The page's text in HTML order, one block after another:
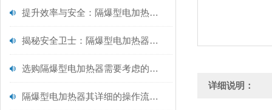
提升效率与安全：隔爆型电加热器保养全攻略
揭秘安全卫士：隔爆型电加热器内部构造大解析！
选购隔爆型电加热器需要考虑的因素
隔爆型电加热器其详细的操作流程如下
详细说明：